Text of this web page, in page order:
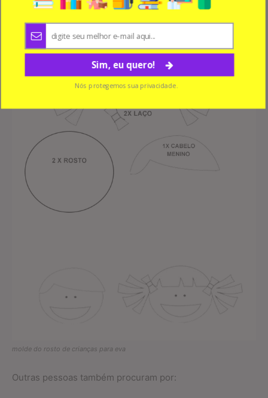
molde do rosto de crianças para eva
Outras pessoas também procuram por:
Sim, eu quero!
Nós protegemos sua privacidade.